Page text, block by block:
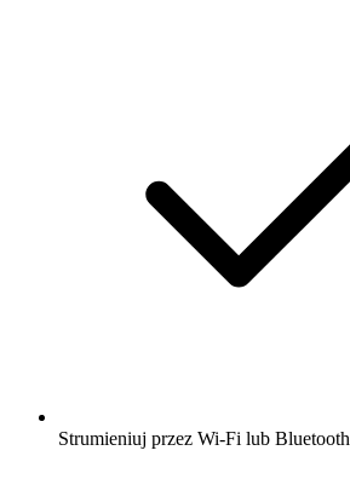
Strumieniuj przez Wi-Fi lub Bluetooth